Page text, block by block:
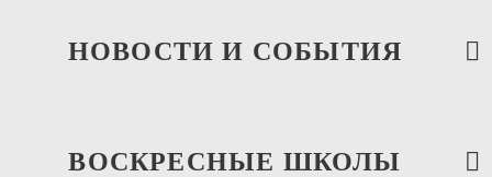
НОВОСТИ И СОБЫТИЯ
ВОСКРЕСНЫЕ ШКОЛЫ